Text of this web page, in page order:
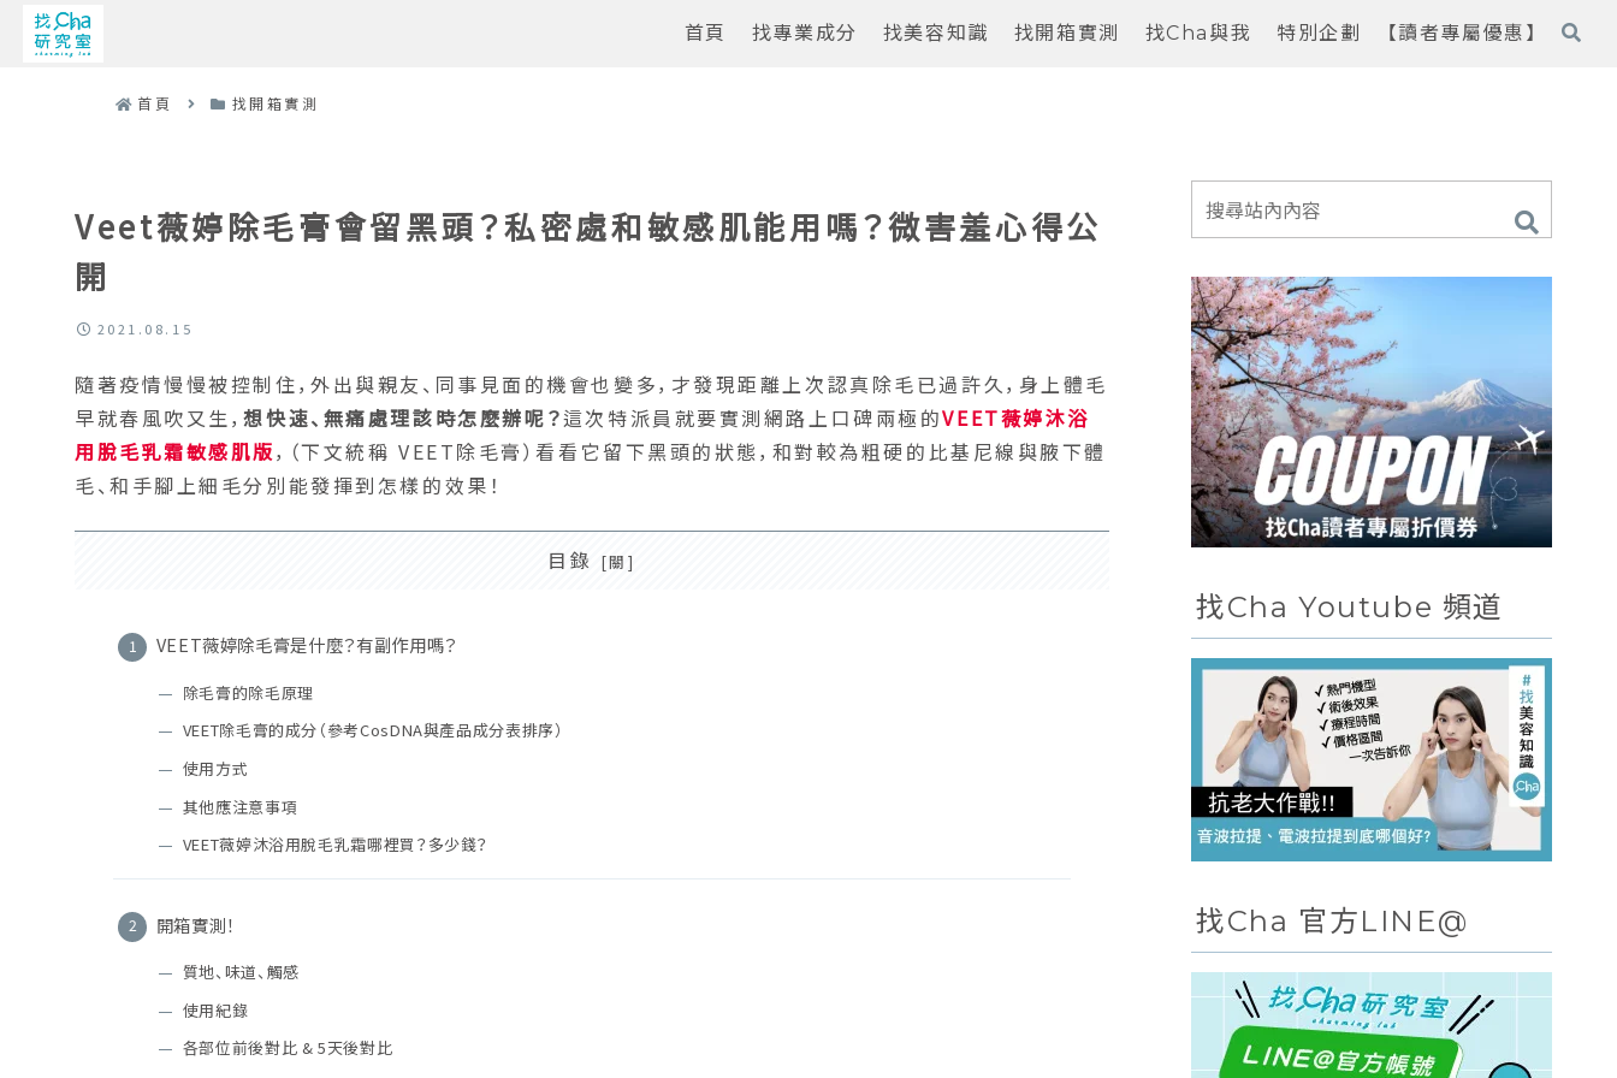
首頁 找專業成分 找美容知識 找開箱實測 找Cha與我 特別企劃 【讀者專屬優惠】
首頁 找開箱實測
Veet薇婷除毛膏會留黑頭？私密處和敏感肌能用嗎？微害羞心得公
開
2021.08.15
隨著疫情慢慢被控制住，外出與親友、同事見面的機會也變多，才發現距離上次認真除毛已過許久，身上體毛
早就春風吹又生，想快速、無痛處理該時怎麼辦呢？這次特派員就要實測網路上口碑兩極的VEET薇婷沐浴
用脫毛乳霜敏感肌版，（下文統稱 VEET除毛膏）看看它留下黑頭的狀態，和對較為粗硬的比基尼線與腋下體
毛、和手腳上細毛分別能發揮到怎樣的效果！
目錄
VEET薇婷除毛膏是什麼？有副作用嗎？
除毛膏的除毛原理
VEET除毛膏的成分（參考CosDNA與產品成分表排序）
使用方式
其他應注意事項
VEET薇婷沐浴用脫毛乳霜哪裡買？多少錢？
開箱實測！
質地、味道、觸感
使用紀錄
各部位前後對比 & 5天後對比
找Cha Youtube 頻道
找Cha 官方LINE@